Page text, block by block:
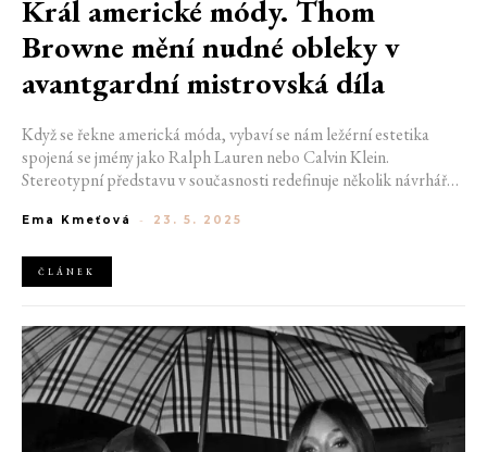
Král americké módy. Thom
Browne mění nudné obleky v
avantgardní mistrovská díla
Když se řekne americká móda, vybaví se nám ležérní estetika
spojená se jmény jako Ralph Lauren nebo Calvin Klein.
Stereotypní představu v současnosti redefinuje několik návrhářů,
Pensylvánie, proslulý „scvrklými“ obleky, dosáhl za více než 20 let
se s ním rozhodně měli seznámit.
Ema Kmeťová - 23. 5. 2025
ČLÁNEK